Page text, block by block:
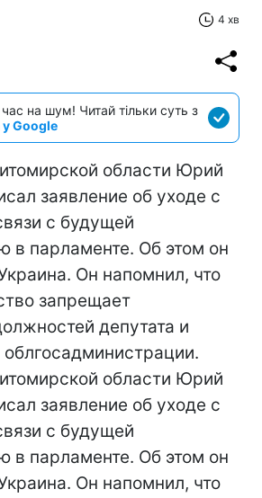
4 хв
на шум! Читай тільки суть з
у Google
области Юрий
заявление об уходе с
с будущей
в парламенте. Об этом он
Он напомнил, что
запрещает
депутата и
области Юрий
заявление об уходе с
с будущей
в парламенте. Об этом он
Он напомнил, что